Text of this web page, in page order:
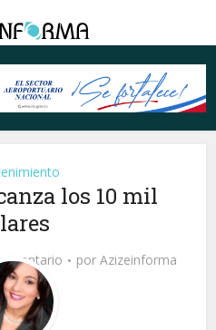
los 10 mil
por Azizeinforma